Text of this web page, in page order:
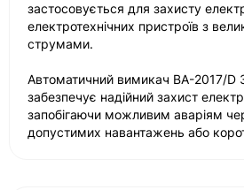
застосовується для захисту
електротехнічних пристроїв з
струмами.
Автоматичний вимикач ВА-2017/
забезпечує надійний захист
запобігаючи можливим аваріям
допустимих навантажень або